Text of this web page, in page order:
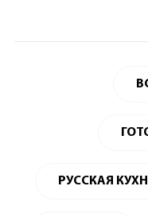
РУССКАЯ